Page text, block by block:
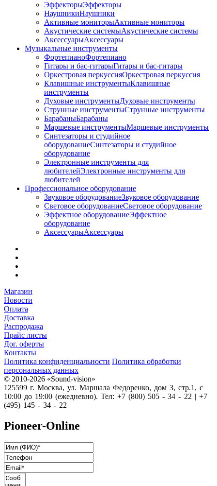
ЭффекторыЭффекторы
НаушникиНаушники
Активные мониторыАктивные мониторы
Акустические системыАкустические системы
АксессуарыАксессуары
Музыкальные инструменты
ФортепианоФортепиано
Гитары и бас-гитарыГитары и бас-гитары
Оркестровая перкуссияОркестровая перкуссия
Клавишные инструментыКлавишные
инструменты
Духовые инструментыДуховые инструменты
Струнные инструментыСтрунные инструменты
БарабаныБарабаны
Маршевые инструментыМаршевые инструменты
Синтезаторы и студийное
оборудованиеСинтезаторы и студийное
оборудование
Электронные инструменты для
любителейЭлектронные инструменты для
любителей
Профессиональное оборудование
Звуковое оборудованиеЗвуковое оборудование
Световое оборудованиеСветовое оборудование
Эффектное оборудованиеЭффектное
оборудование
АксессуарыАксессуары
Магазин
Новости
Оплата
Доставка
Распродажа
Прайс листы
Дог. оферты
Контакты
Политика конфиденциальности Политика обработки
персональных данных
© 2010-2026 «Sound-vision»
125599 г. Москва, ул. Маршала Федоренко, дом 3, стр.1, с
10:00 до 19:00 (ежедневно). Тел: +7 (800) 505 - 34 - 22 | +7
(495) 145 - 34 - 22
Pioneer-Online